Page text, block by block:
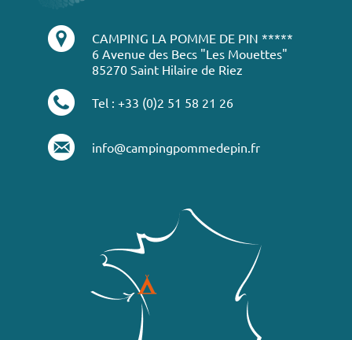
CAMPING LA POMME DE PIN *****
6 Avenue des Becs "Les Mouettes"
85270 Saint Hilaire de Riez
Tel : +33 (0)2 51 58 21 26
info@campingpommedepin.fr